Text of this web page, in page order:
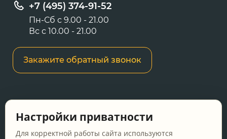
+7 (495) 374-91-52
Пн-Сб с 9.00 - 21.00
Вс с 10.00 - 21.00
Закажите обратный звонок
сайте носит информационный характер и не
является публичной офертой, определяемой
Настройки приватности
Для корректной работы сайта используются